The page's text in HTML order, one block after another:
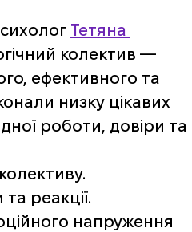
Тетяна
колектив —
ефективного та
низку цікавих
роботи, довіри та
реакції.
напруження